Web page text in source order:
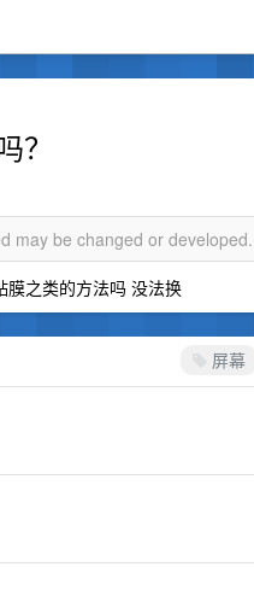
？
may be changed or developed.
膜之类的方法吗 没法换
屏幕